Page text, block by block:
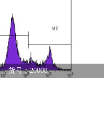
货号：20008